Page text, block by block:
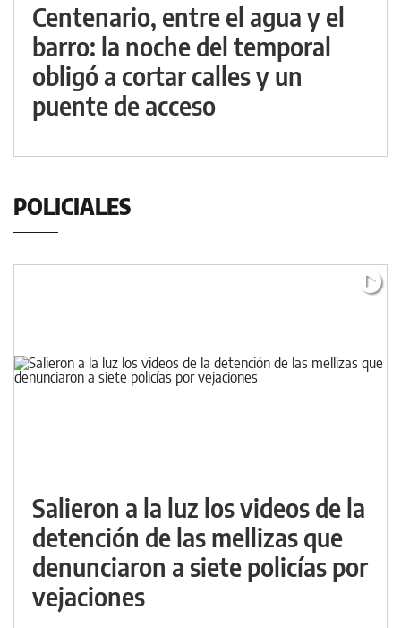
Centenario, entre el agua y el
barro: la noche del temporal
obligó a cortar calles y un
puente de acceso
POLICIALES
Salieron a la luz los videos de la
detención de las mellizas que
denunciaron a siete policías por
vejaciones